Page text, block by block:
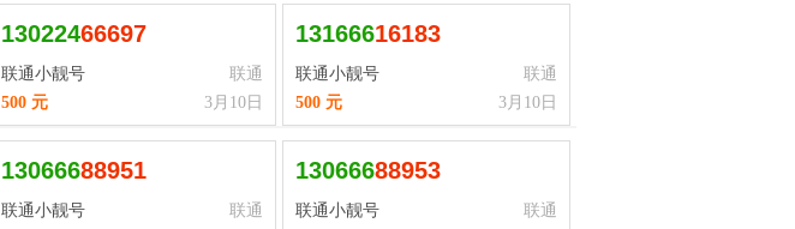
13022466697
联通小靓号
联通
3月10日
500 元
13166616183
联通小靓号
联通
3月10日
500 元
13066688951
联通小靓号
联通
13066688953
联通小靓号
联通